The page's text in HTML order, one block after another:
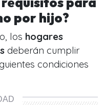
por hijo?
los hogares
deberán cumplir
condiciones